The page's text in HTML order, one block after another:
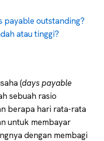
payable outstanding?
atau tinggi?
(days payable
sebuah rasio
berapa hari rata-rata
untuk membayar
dengan membagi